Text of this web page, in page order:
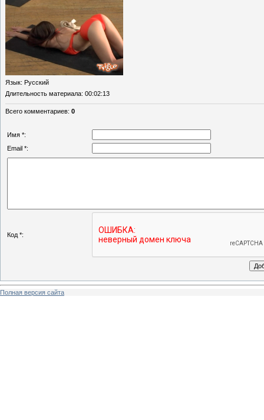
Язык: Русский
Длительность материала: 00:02:13
Всего комментариев: 0
Имя *:
Email *:
Код *:
Полная версия сайта